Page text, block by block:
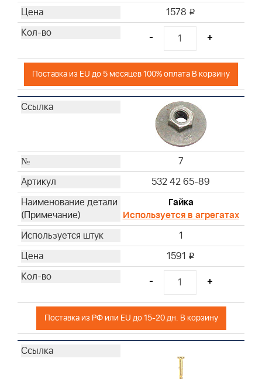
1578 i
- +
Поставка из EU до 5 месяцев 100% оплата В корзину
7
532 42 65-89
Гайка
Используется в агрегатах
1
1591 i
- +
Поставка из РФ или EU до 15-20 дн. В корзину